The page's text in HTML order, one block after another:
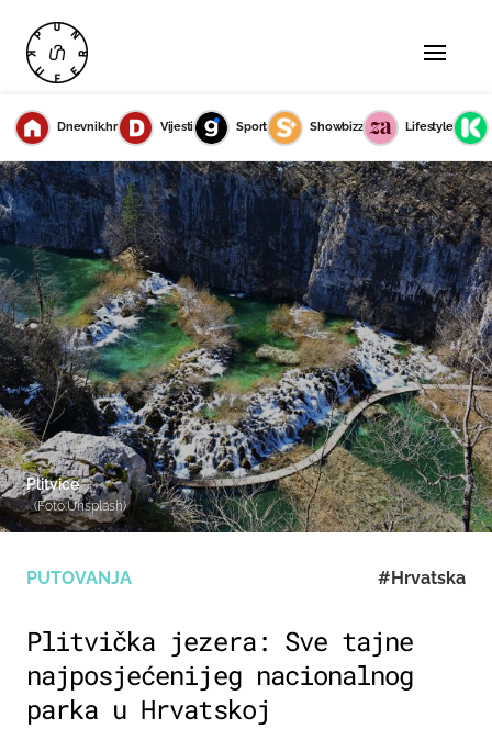
Dnevnik.hr Vijesti Sport Showbizz Lifestyle
PUTOVANJA #Hrvatska
Plitvička jezera: Sve tajne
najposjećenijeg nacionalnog
parka u Hrvatskoj
Plitvice
(Foto:Unsplash)